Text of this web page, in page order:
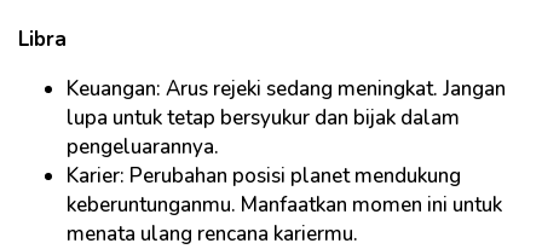
Libra
Keuangan: Arus rejeki sedang meningkat. Jangan
lupa untuk tetap bersyukur dan bijak dalam
pengeluarannya.
Karier: Perubahan posisi planet mendukung
keberuntunganmu. Manfaatkan momen ini untuk
menata ulang rencana kariermu.